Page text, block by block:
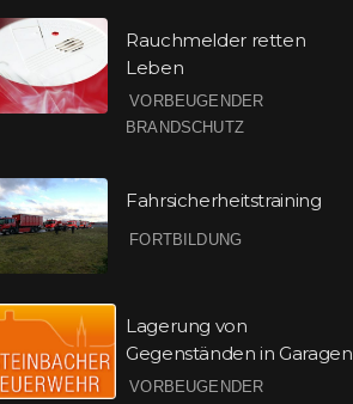
Rauchmelder retten
Leben
VORBEUGENDER
BRANDSCHUTZ
Fahrsicherheitstraining
FORTBILDUNG
Lagerung von
Gegenständen in Garagen
VORBEUGENDER